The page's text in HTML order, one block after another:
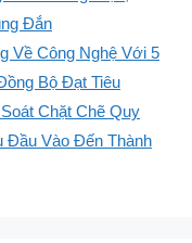
Đắn
Về Công Nghệ Với 5
Bộ Đạt Tiêu
Chặt Chẽ Quy
Đầu Vào Đến Thành